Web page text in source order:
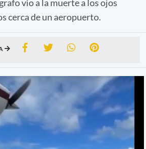
vio a la muerte a los ojos
cerca de un aeropuerto.